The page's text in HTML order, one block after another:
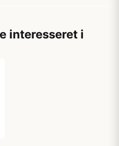
interesseret i